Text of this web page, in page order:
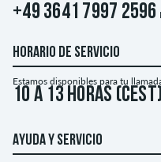
+49 3641 7997 2596
HORARIO DE SERVICIO
Estamos disponibles para tu
10 a 13 horas (CEST)
AYUDA Y SERVICIO